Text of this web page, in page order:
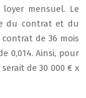
mensuel. Le
du contrat et du
de 36 mois
0,014. Ainsi, pour
de 30 000 € x